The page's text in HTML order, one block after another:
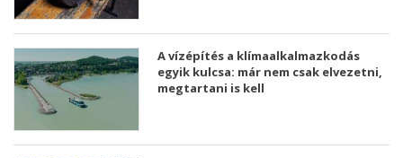
A vízépítés a klímaalkalmazkodás
egyik kulcsa: már nem csak elvezetni,
megtartani is kell